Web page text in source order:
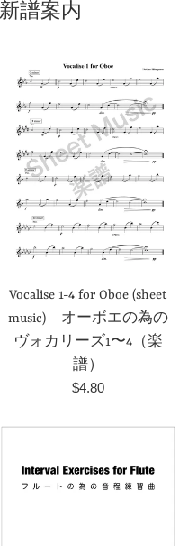
譜案内
Vocalise 1-4 for Oboe (sheet
music) オーボエの為の
ヴォカリーズ1〜4（楽
譜）
Prezzo
listino
$4.80